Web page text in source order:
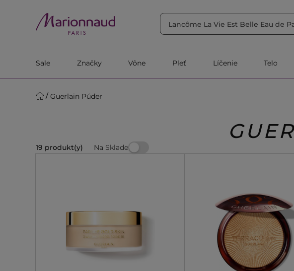
Sale Značky Vône Pleť Líčenie Telo
Guerlain Púder
19 produkt(y) Na Sklade